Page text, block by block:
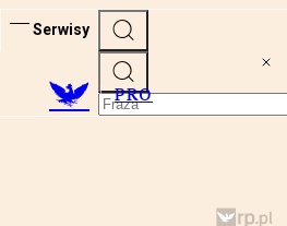
Serwisy
PRO